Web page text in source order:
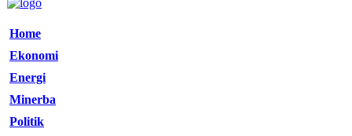
Home
Ekonomi
Energi
Minerba
Politik